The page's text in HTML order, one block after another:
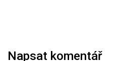
Napsat komentář